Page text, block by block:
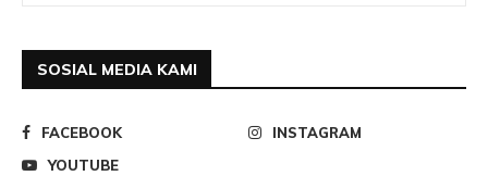
SOSIAL MEDIA KAMI
FACEBOOK
INSTAGRAM
YOUTUBE